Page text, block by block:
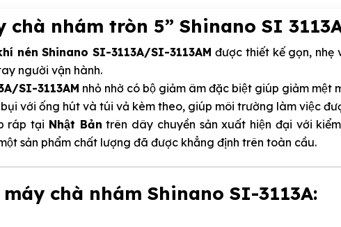
chà nhám tròn 5” Shinano SI
nén Shinano SI-3113A/SI-3113AM được thiết kế gọn,
người vận hành.
SI-3113AM nhỏ nhờ có bộ giảm âm đặc biệt giúp giảm mệt
với ống hút và túi vả kèm theo, giúp môi trường làm việc
ráp tại Nhật Bản trên dây chuyền sản xuất hiện đại với
sản phẩm chất lượng đã được khẳng định trên toàn cầu.
chà nhám Shinano SI-3113A: